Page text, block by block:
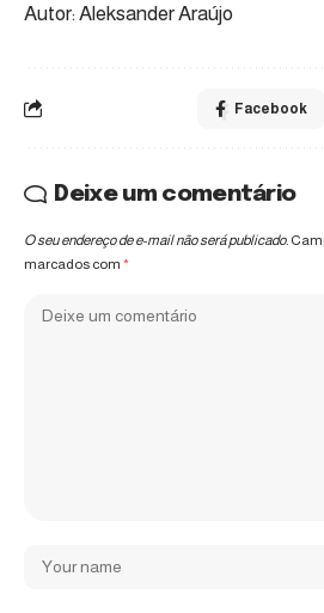
Autor: Aleksander Araújo
Facebook
Deixe um comentário
O seu endereço de e-mail não será publicado.
marcados com *